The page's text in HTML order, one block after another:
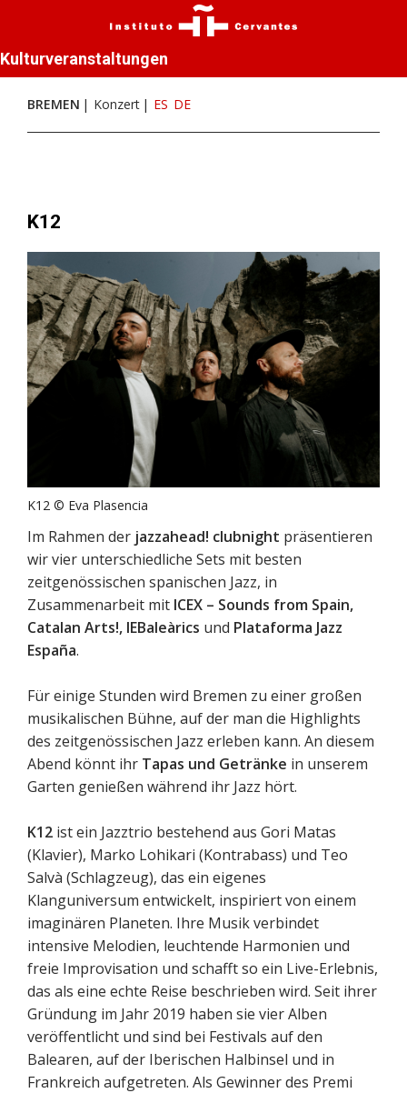
Kulturveranstaltungen
BREMEN Konzert ES DE
K12
K12 © Eva Plasencia
Im Rahmen der jazzahead! clubnight präsentieren
wir vier unterschiedliche Sets mit besten
zeitgenössischen spanischen Jazz, in
Zusammenarbeit mit ICEX – Sounds from Spain,
Catalan Arts!, IEBaleàrics und Plataforma Jazz
España.
Für einige Stunden wird Bremen zu einer großen
musikalischen Bühne, auf der man die Highlights
des zeitgenössischen Jazz erleben kann. An diesem
Abend könnt ihr Tapas und Getränke in unserem
Garten genießen während ihr Jazz hört.
K12 ist ein Jazztrio bestehend aus Gori Matas
(Klavier), Marko Lohikari (Kontrabass) und Teo
Salvà (Schlagzeug), das ein eigenes
Klanguniversum entwickelt, inspiriert von einem
imaginären Planeten. Ihre Musik verbindet
intensive Melodien, leuchtende Harmonien und
freie Improvisation und schafft so ein Live-Erlebnis,
das als eine echte Reise beschrieben wird. Seit ihrer
Gründung im Jahr 2019 haben sie vier Alben
veröffentlicht und sind bei Festivals auf den
Balearen, auf der Iberischen Halbinsel und in
Frankreich aufgetreten. Als Gewinner des Premi